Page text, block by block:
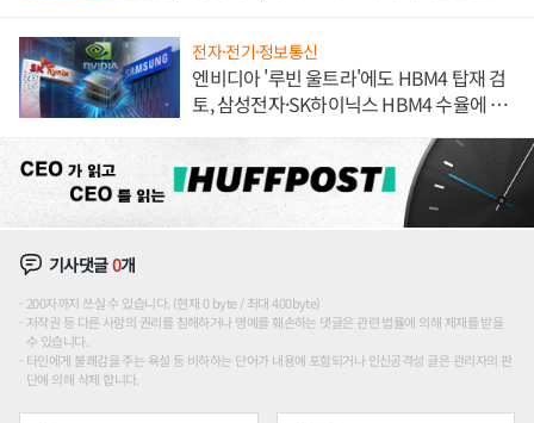
전자·전기·정보통신
엔비디아 '루빈 울트라'에도 HBM4 탑재 검
토, 삼성전자·SK하이닉스 HBM4 수율에 주
기사댓글0개
200자까지 쓰실 수 있습니다. (현재 0 byte / 최대 400byte)
저작권 등 다른 사람의 권리를 침해하거나 명예를 훼손하는 댓글은 관련 법률에 의해 제재를 받을
수 있습니다.
타인에게 불쾌감을 주는 욕설 등 비하하는 단어가 내용에 포함되거나 인신공격성 글은 관리자의 판
단에 의해 삭제 합니다.